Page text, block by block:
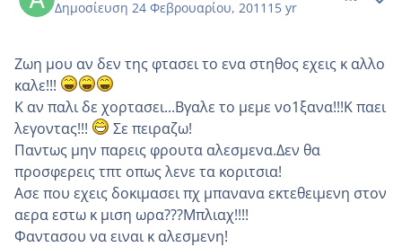
Δημοσίευση 24 Φεβρουαρίου, 2011 15 yr
Ζωη μου αν δεν της φτασει το ενα στηθος εχεις κ αλλο
καλε!!!
Κ αν παλι δε χορτασει...Βγαλε το μεμε νο1ξανα!!!Κ παει
λεγοντας!!!
Σε πειραζω!
Παντως μην παρεις φρουτα αλεσμενα.Δεν θα
προσφερεις τπτ οπως λενε τα κοριτσια!
Ασε που εχεις δοκιμασει πχ μπανανα εκτεθειμενη στον
αερα εστω κ μιση ωρα???Μπλιαχ!!!!
Φαντασου να ειναι κ αλεσμενη!